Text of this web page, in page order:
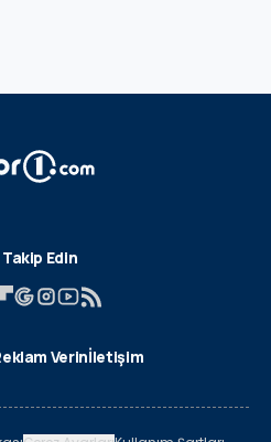
Edin
Verinİletişim